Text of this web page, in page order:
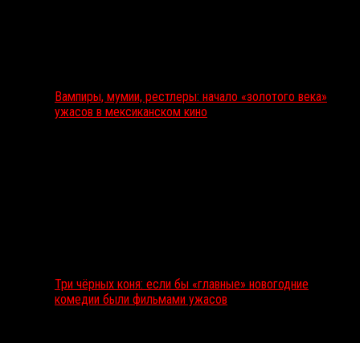
Вампиры, мумии, рестлеры: начало «золотого века»
ужасов в мексиканском кино
Три чёрных коня: если бы «главные» новогодние
комедии были фильмами ужасов